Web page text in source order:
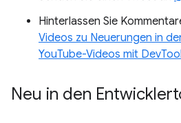
Hinterlassen Sie
Videos zu Neuerungen in
YouTube-Videos mit
Neu in den